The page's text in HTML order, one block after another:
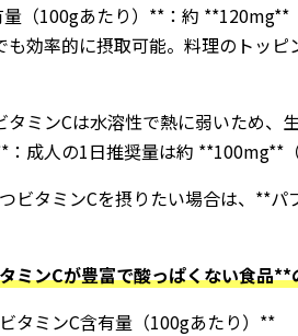
（100gあたり）**：約 **120mg**
効率的に摂取可能。料理のトッピ
ミンCは水溶性で熱に弱いため、
成人の1日推奨量は約 **100mg**
ビタミンCを摂りたい場合は、**
ミンCが豊富で酸っぱくない食品**
タミンC含有量（100gあたり）**